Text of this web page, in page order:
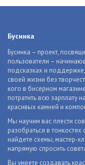
Бусинка
Бусинка – проект,
пользователи –
подсказках и
своей жизни без
кого в бисерном
потратить всю зарплату
красивых камней и
Мы научим вас плести
разобраться в
найдете схемы, мастер-
напрямую спросить
Вы умеете создавать